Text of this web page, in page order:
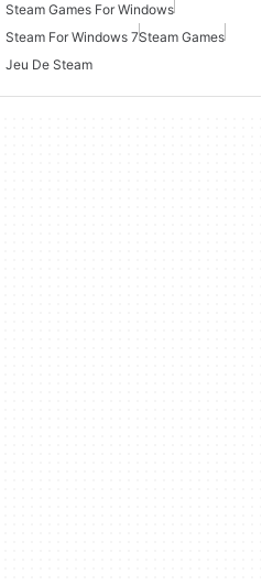
Steam Games For Windows
Steam For Windows 7Steam Games
Jeu De Steam